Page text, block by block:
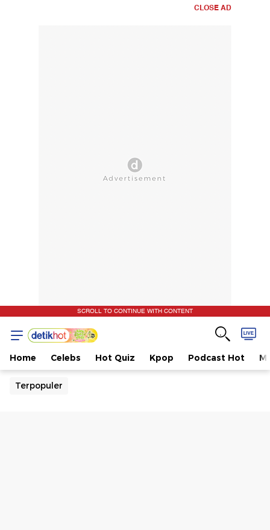
CLOSE AD
SCROLL TO CONTINUE WITH CONTENT
Home Celebs Hot Quiz Kpop Podcast Hot
Terpopuler